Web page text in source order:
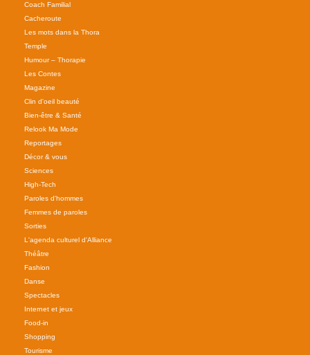
Coach Familial
Cacheroute
Les mots dans la Thora
Temple
Humour – Thorapie
Les Contes
Magazine
Clin d'oeil beauté
Bien-être & Santé
Relook Ma Mode
Reportages
Décor & vous
Sciences
High-Tech
Paroles d'hommes
Femmes de paroles
Sorties
L'agenda culturel d'Alliance
Théâtre
Fashion
Danse
Spectacles
Internet et jeux
Food-in
Shopping
Tourisme